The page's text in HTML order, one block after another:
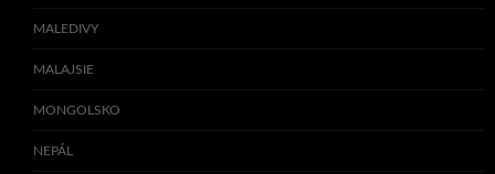
MALEDIVY
MALAJSIE
MONGOLSKO
NEPÁL